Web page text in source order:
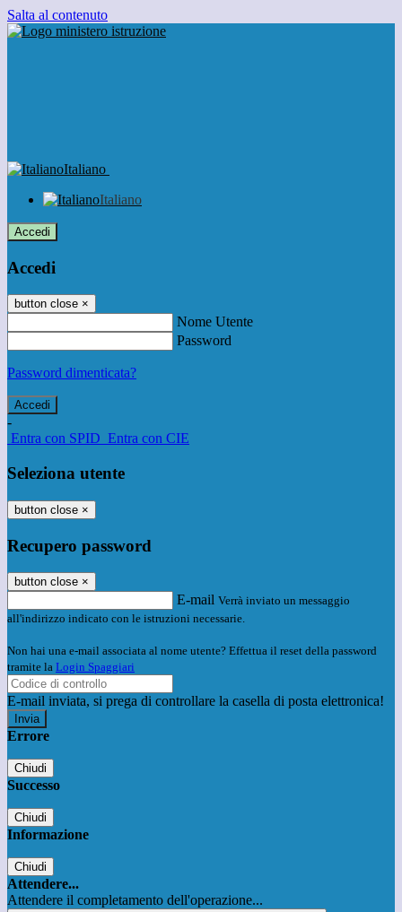
Salta al contenuto
Italiano
Italiano
Accedi
Accedi
button close ×
Nome Utente
Password
Password dimenticata?
-
Entra con SPID Entra con CIE
Seleziona utente
button close ×
Recupero password
button close ×
E-mail Verrà inviato un messaggio
all'indirizzo indicato con le istruzioni necessarie.
Non hai una e-mail associata al nome utente? Effettua il reset della password
tramite la Login Spaggiari
E-mail inviata, si prega di controllare la casella di posta elettronica!
Errore
Chiudi
Successo
Chiudi
Informazione
Chiudi
Attendere...
Attendere il completamento dell'operazione...